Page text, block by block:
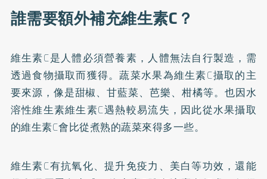
誰需要額外補充維生素C？
維生素C是人體必須營養素，人體無法自行製造，需
透過食物攝取而獲得。蔬菜水果為維生素C攝取的主
要來源，像是甜椒、甘藍菜、芭樂、柑橘等。也因水
溶性維生素維生素C遇熱較易流失，因此從水果攝取
的維生素C會比從煮熟的蔬菜來得多一些。
維生素C有抗氧化、提升免疫力、美白等功效，還能